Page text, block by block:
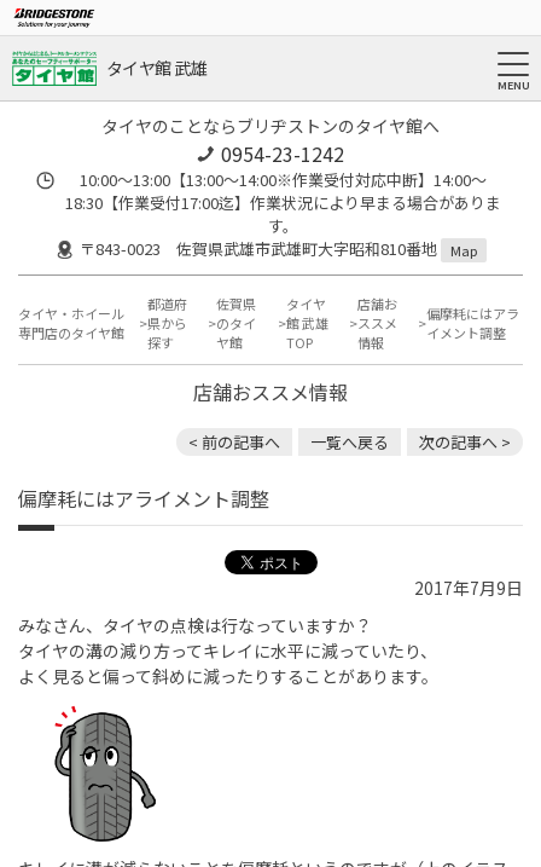
タイヤ館 武雄
タイヤのことならブリヂストンのタイヤ館へ
0954-23-1242
10:00～13:00【13:00～14:00※作業受付対応中断】14:00～
18:30【作業受付17:00迄】作業状況により早まる場合がありま
す。
〒843-0023 佐賀県武雄市武雄町大字昭和810番地
Map
タイヤ・ホイール
専門店のタイヤ館
都道府
県から
探す
佐賀県
のタイ
ヤ館
タイヤ
館 武雄
TOP
店舗お
ススメ
情報
偏摩耗にはアラ
イメント調整
店舗おススメ情報
< 前の記事へ 一覧へ戻る 次の記事へ >
偏摩耗にはアライメント調整
2017年7月9日
みなさん、タイヤの点検は行なっていますか？
タイヤの溝の減り方ってキレイに水平に減っていたり、
よく見ると偏って斜めに減ったりすることがあります。